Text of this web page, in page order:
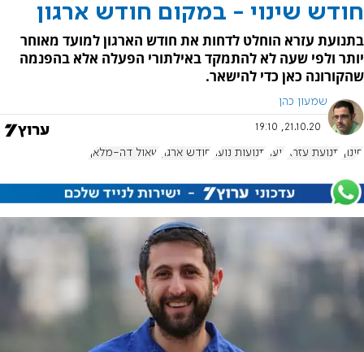
חודש שינוי - במקום חודש ארגון
בתנועת עזרא הוחלט לדחות את חודש הארגון למועד מאוחר
יותר ולפי שעה לא להתמקד באילתורי הפעלה אלא בהפנמה
שהקורונה כאן כדי להישאר.
שמעון כהן
21.10.20, 19:10
חינוך תנועת עזרא נוער תנועות נוער חודש ארגון שאול דה-מלאך